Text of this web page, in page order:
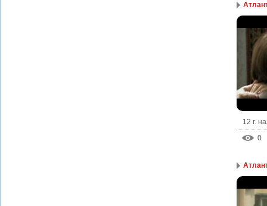
12 г.
0